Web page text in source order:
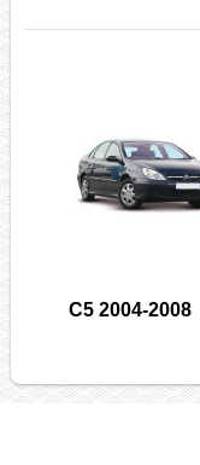
C5 2004-2008